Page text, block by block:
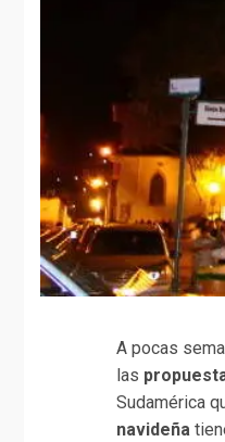
A pocas
las
Sudamérica
navideña